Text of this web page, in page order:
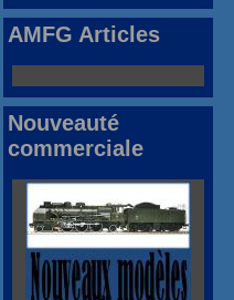
AMFG Articles
Nouveauté
commerciale